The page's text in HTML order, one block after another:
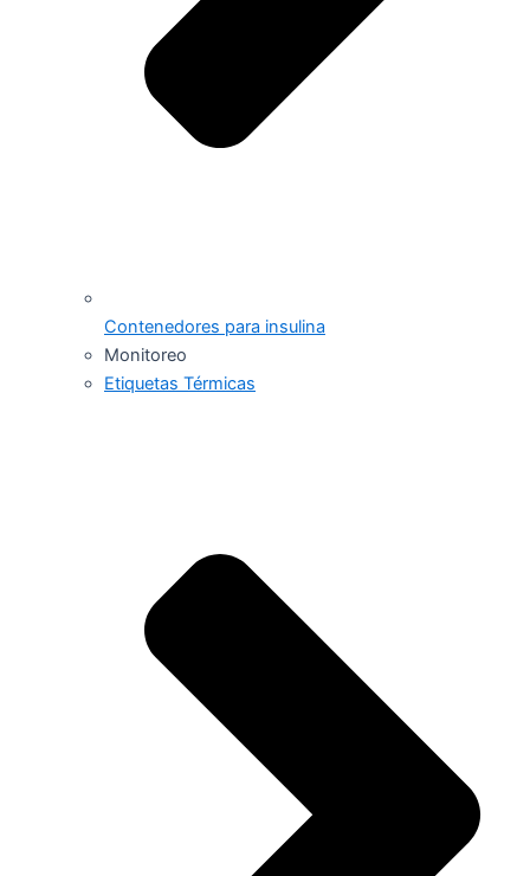
Contenedores para insulina
Monitoreo
Etiquetas Térmicas